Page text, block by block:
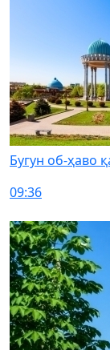
Бугун об-ҳаво
09:36